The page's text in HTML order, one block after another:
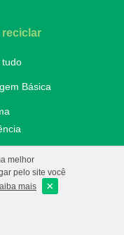
tudo
Básica
melhor
pelo site você
mais ×